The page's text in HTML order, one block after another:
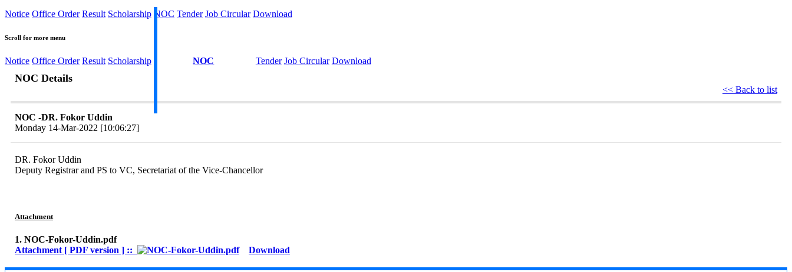
Notice Office Order Result Scholarship NOC Tender Job Circular Download
Scroll for more menu
Notice Office Order Result Scholarship NOC Tender Job Circular Download
NOC Details
<< Back to list
NOC -DR. Fokor Uddin
Monday 14-Mar-2022 [10:06:27]
DR. Fokor Uddin
Deputy Registrar and PS to VC, Secretariat of the Vice-Chancellor
Attachment
1. NOC-Fokor-Uddin.pdf
Attachment [ PDF version ] ::
Download